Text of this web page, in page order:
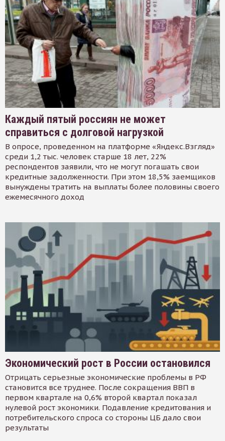
Каждый пятый россиян не может
справиться с долговой нагрузкой
В опросе, проведенном на платформе «Яндекс.Взгляд»
среди 1,2 тыс. человек старше 18 лет, 22%
респондентов заявили, что не могут погашать свои
кредитные задолженности. При этом 18,5% заемщиков
вынуждены тратить на выплаты более половины своего
ежемесячного доход
Экономический рост в России остановился
Отрицать серьезные экономические проблемы в РФ
становится все труднее. После сокращения ВВП в
первом квартале на 0,6% второй квартал показал
нулевой рост экономики. Подавление кредитования и
потребительского спроса со стороны ЦБ дало свои
результаты